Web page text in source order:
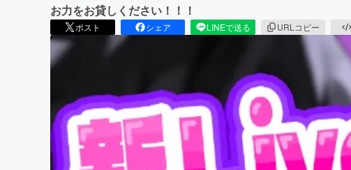
お力をお貸しください！！！
ポスト シェア LINEで送る URLコピー